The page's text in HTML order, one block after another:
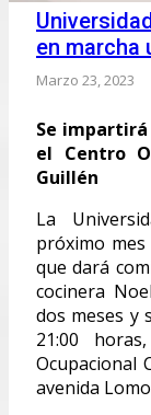
en marcha
Marzo 23, 2023
Se impartirá
el Centro
Guillén
La
próximo
que dará
cocinera
dos meses y
21:00
Ocupacional
avenida